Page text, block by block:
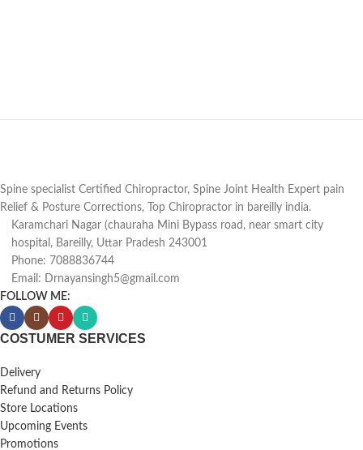
Spine specialist Certified Chiropractor, Spine Joint Health Expert pain
Relief & Posture Corrections, Top Chiropractor in bareilly india.
Karamchari Nagar (chauraha Mini Bypass road, near smart city
hospital, Bareilly, Uttar Pradesh 243001
Phone: 7088836744
Email: Drnayansingh5@gmail.com
FOLLOW ME:
COSTUMER SERVICES
Delivery
Refund and Returns Policy
Store Locations
Upcoming Events
Promotions